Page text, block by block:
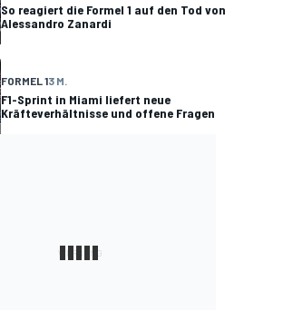
So reagiert die Formel 1 auf den Tod von
Alessandro Zanardi
FORMEL 13 M.
F1-Sprint in Miami liefert neue
Kräfteverhältnisse und offene Fragen